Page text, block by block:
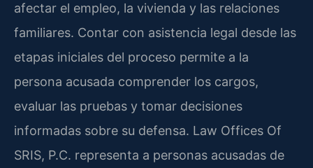
afectar el empleo, la vivienda y las relaciones
familiares. Contar con asistencia legal desde las
etapas iniciales del proceso permite a la
persona acusada comprender los cargos,
evaluar las pruebas y tomar decisiones
informadas sobre su defensa. Law Offices Of
SRIS, P.C. representa a personas acusadas de